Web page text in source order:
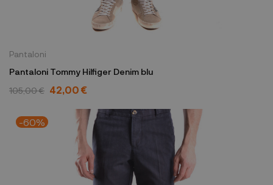
Pantaloni
Pantaloni Tommy Hilfiger Denim blu
105,00 € 42,00 €
-60%